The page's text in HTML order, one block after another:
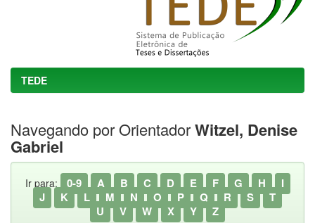
TEDE
Navegando por OrientadorWitzel, Denise
Gabriel
Ir para: 0-9 A B C D E F G H
I
J
K L M N O P Q R S
T
U
V W X Y Z